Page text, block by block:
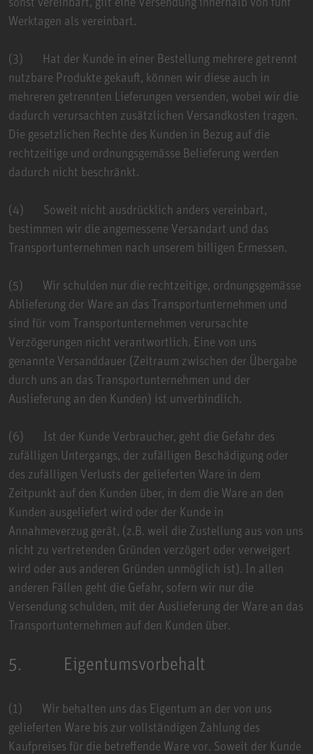
Werktagen als vereinbart.
(3) Hat der Kunde in einer Bestellung mehrere getrennt
nutzbare Produkte gekauft, können wir diese auch in
mehreren getrennten Lieferungen versenden, wobei wir die
dadurch verursachten zusätzlichen Versandkosten tragen.
Die gesetzlichen Rechte des Kunden in Bezug auf die
rechtzeitige und ordnungsgemässe Belieferung werden
dadurch nicht beschränkt.
(4) Soweit nicht ausdrücklich anders vereinbart,
bestimmen wir die angemessene Versandart und das
Transportunternehmen nach unserem billigen Ermessen.
(5) Wir schulden nur die rechtzeitige, ordnungsgemässe
Ablieferung der Ware an das Transportunternehmen und
sind für vom Transportunternehmen verursachte
Verzögerungen nicht verantwortlich. Eine von uns
genannte Versanddauer (Zeitraum zwischen der Übergabe
durch uns an das Transportunternehmen und der
Auslieferung an den Kunden) ist unverbindlich.
(6) Ist der Kunde Verbraucher, geht die Gefahr des
zufälligen Untergangs, der zufälligen Beschädigung oder
des zufälligen Verlusts der gelieferten Ware in dem
Zeitpunkt auf den Kunden über, in dem die Ware an den
Kunden ausgeliefert wird oder der Kunde in
Annahmeverzug gerät, (z.B. weil die Zustellung aus von uns
nicht zu vertretenden Gründen verzögert oder verweigert
wird oder aus anderen Gründen unmöglich ist). In allen
anderen Fällen geht die Gefahr, sofern wir nur die
Versendung schulden, mit der Auslieferung der Ware an das
Transportunternehmen auf den Kunden über.
5. Eigentumsvorbehalt
(1) Wir behalten uns das Eigentum an der von uns
gelieferten Ware bis zur vollständigen Zahlung des
Kaufpreises für die betreffende Ware vor. Soweit der Kunde